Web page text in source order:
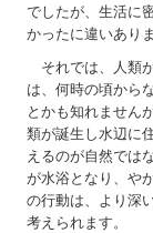
お知らせ
北海道~沖
事業報告書
総会・イ
でしたが、生活に
かったに違いあり
それでは、人類
は、何時の頃から
とかも知れません
類が誕生し水辺に
えるのが自然では
が水浴となり、や
の行動は、より深
考えられます。